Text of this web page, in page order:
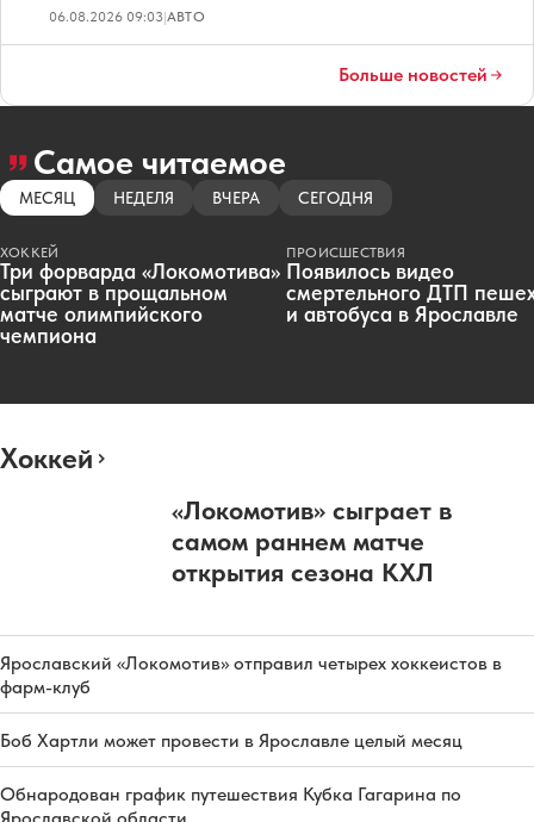
06.08.2026 09:03|АВТО
Больше новостей
Самое читаемое
МЕСЯЦ НЕДЕЛЯ ВЧЕРА СЕГОДНЯ
ХОККЕЙ
Три форварда «Локомотива»
сыграют в прощальном
матче олимпийского
чемпиона
ПРОИСШЕСТВИЯ
Появилось видео
смертельного ДТП
и автобуса в Ярославле
Хоккей
«Локомотив» сыграет в
самом раннем матче
открытия сезона КХЛ
Ярославский «Локомотив» отправил четырех хоккеистов в
фарм-клуб
Боб Хартли может провести в Ярославле целый месяц
Обнародован график путешествия Кубка Гагарина по
Ярославской области